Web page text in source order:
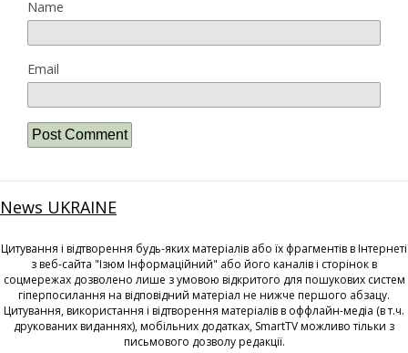
Name
Email
News UKRAINE
Цитування і відтворення будь-яких матеріалів або їх фрагментів в Інтернеті
з веб-сайта "Ізюм Інформаційний" або його каналів і сторінок в
соцмережах дозволено лише з умовою відкритого для пошукових систем
гіперпосилання на відповідний матеріал не нижче першого абзацу.
Цитування, використання і відтворення матеріалів в оффлайн-медіа (в т.ч.
друкованих виданнях), мобільних додатках, SmartTV можливо тільки з
письмового дозволу редакції.